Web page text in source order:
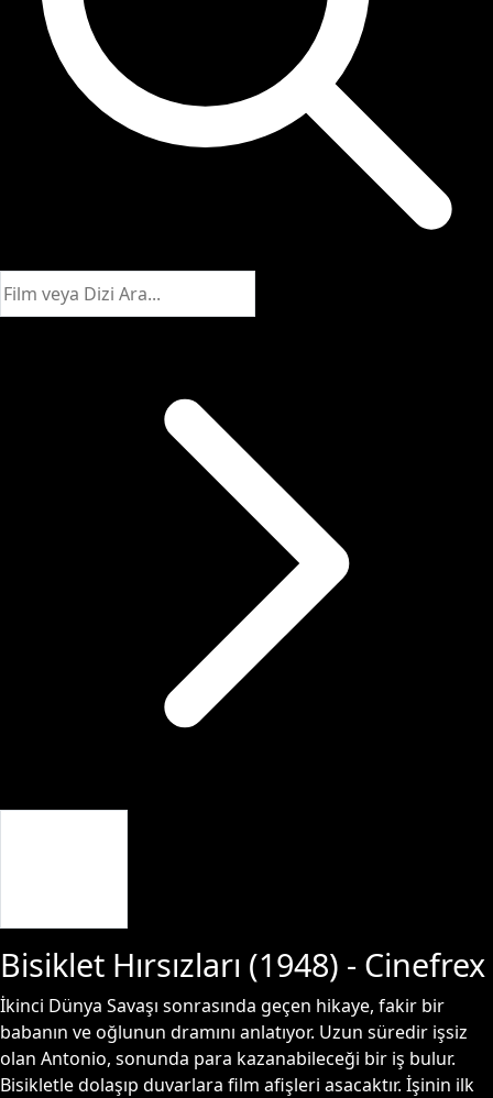
Bisiklet Hırsızları (1948) - Cinefrex
İkinci Dünya Savaşı sonrasında geçen hikaye, fakir bir
babanın ve oğlunun dramını anlatıyor. Uzun süredir işsiz
olan Antonio, sonunda para kazanabileceği bir iş bulur.
Bisikletle dolaşıp duvarlara film afişleri asacaktır. İşinin ilk